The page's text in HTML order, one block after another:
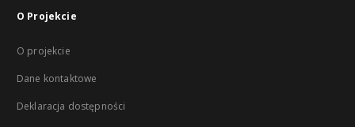
O Projekcie
O projekcie
Dane kontaktowe
Deklaracja dostępności